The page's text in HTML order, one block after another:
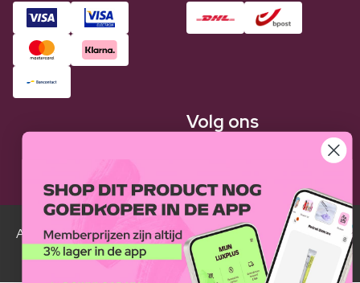
Volg ons
Alle Luxplus ledenprijzen zijn weergegeven in vergelijking
met de normale prijzen.